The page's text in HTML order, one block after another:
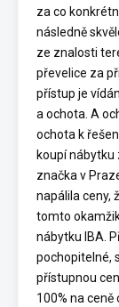
za co
následně
ze znalosti
převelice za
přístup je
a ochota. A
ochota k
koupí nábytku
značka v
napálila ceny,
tomto
nábytku IBA.
pochopitelné,
přístupnou
100% na